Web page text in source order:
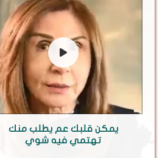
يمكن قلبك عم يطلب منك
تهتمي فيه شوي